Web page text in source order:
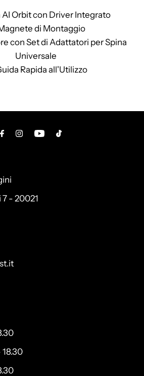
AI Orbit con Driver Integrato
di Montaggio
con Set di Adattatori per Spina
Universale
Rapida all'Utilizzo
- 20021